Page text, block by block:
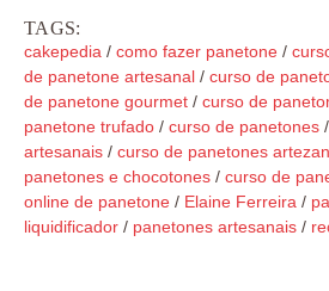
TAGS:
cakepedia / como fazer panetone /
de panetone artesanal / curso de
de panetone gourmet / curso de
panetone trufado / curso de panetones /
artesanais / curso de panetones
panetones e chocotones / curso de
online de panetone / Elaine Ferreira /
liquidificador / panetones artesanais /